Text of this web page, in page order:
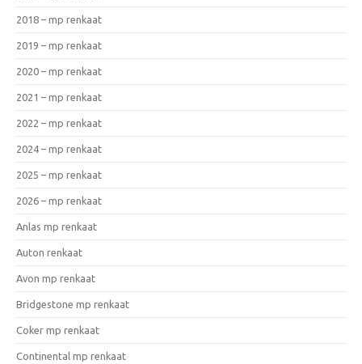
2018 – mp renkaat
2019 – mp renkaat
2020 – mp renkaat
2021 – mp renkaat
2022 – mp renkaat
2024 – mp renkaat
2025 – mp renkaat
2026 – mp renkaat
Anlas mp renkaat
Auton renkaat
Avon mp renkaat
Bridgestone mp renkaat
Coker mp renkaat
Continental mp renkaat